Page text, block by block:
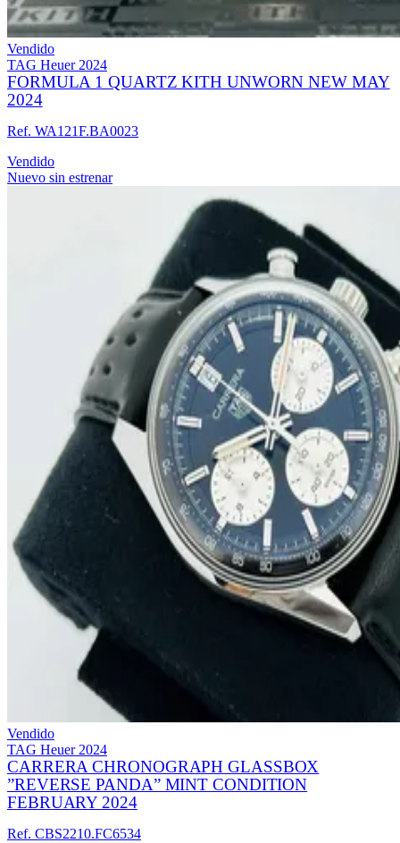
Vendido
TAG Heuer 2024
FORMULA 1 QUARTZ KITH UNWORN NEW MAY
2024
Ref. WA121F.BA0023
Vendido
Nuevo sin estrenar
Vendido
TAG Heuer 2024
CARRERA CHRONOGRAPH GLASSBOX
”REVERSE PANDA” MINT CONDITION
FEBRUARY 2024
Ref. CBS2210.FC6534